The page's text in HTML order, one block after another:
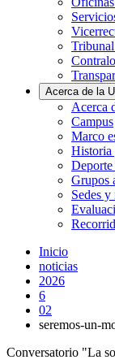
Acerca de la U
Acerca
Campus
Marco
Historia
Deporte
Grupos
Sedes
Inicio
noticias
2026
6
02
seremos-un-
Conversatorio "La